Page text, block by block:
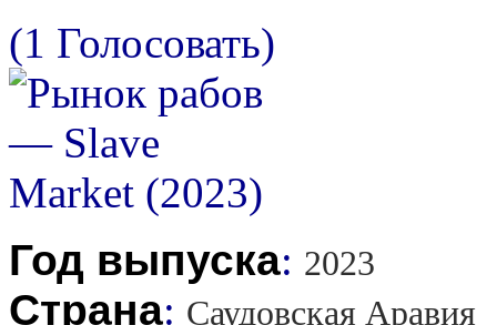
(1 Голосовать)
Год выпуска: 2023
Страна: Саудовская Аравия